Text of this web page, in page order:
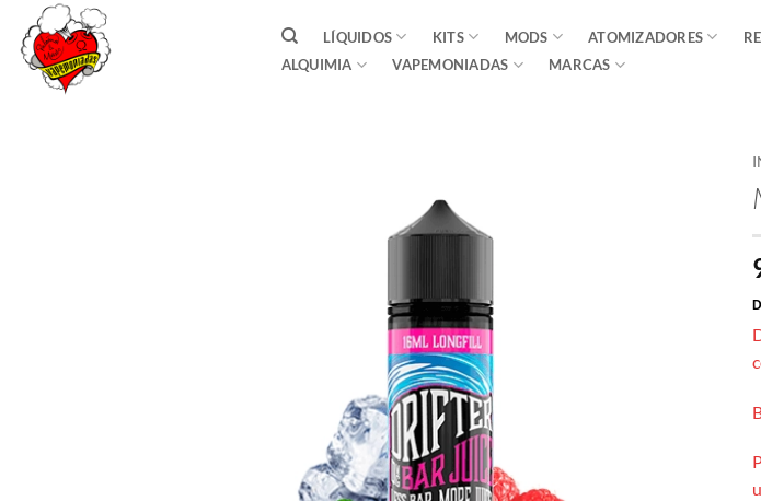
Saltar
contenido
LÍQUIDOS KITS MODS ATOMIZADORES
ALQUIMIA
VAPEMONIADAS MARCAS